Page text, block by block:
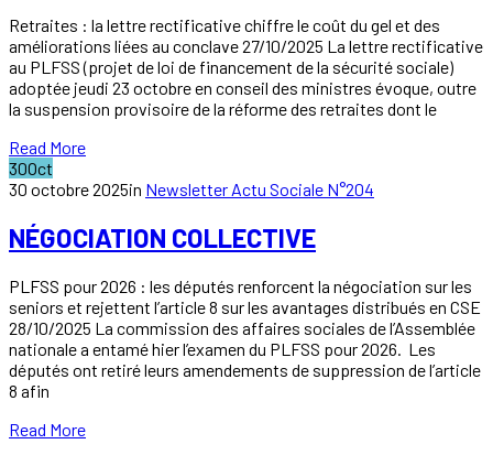
Retraites : la lettre rectificative chiffre le coût du gel et des
améliorations liées au conclave 27/10/2025 La lettre rectificative
au PLFSS (projet de loi de financement de la sécurité sociale)
adoptée jeudi 23 octobre en conseil des ministres évoque, outre
la suspension provisoire de la réforme des retraites dont le
Read More
30Oct
30 octobre 2025in Newsletter Actu Sociale N°204
NÉGOCIATION COLLECTIVE
PLFSS pour 2026 : les députés renforcent la négociation sur les
seniors et rejettent l’article 8 sur les avantages distribués en CSE
28/10/2025 La commission des affaires sociales de l’Assemblée
nationale a entamé hier l’examen du PLFSS pour 2026. Les
députés ont retiré leurs amendements de suppression de l’article
8 afin
Read More